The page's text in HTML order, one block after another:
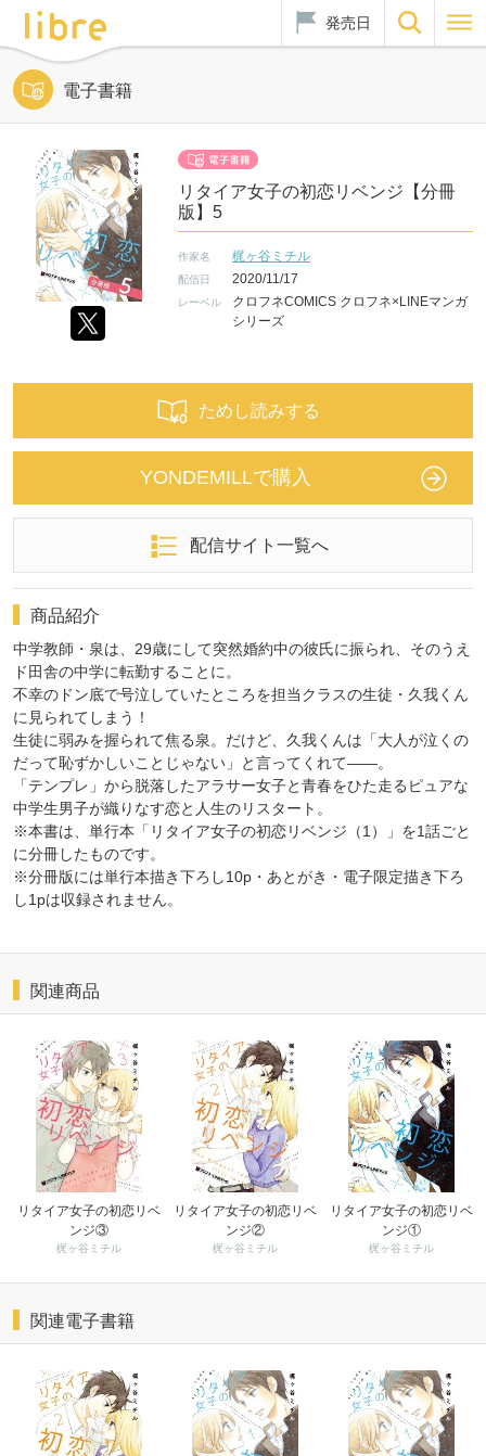
発売日
電子書籍
リタイア女子の初恋リベンジ【分冊
版】5
作家名 梶ヶ谷ミチル
配信日 2020/11/17
レーベル
クロフネCOMICS クロフネ×LINEマンガ
シリーズ
ためし読みする
YONDEMILLで購入
配信サイト一覧へ
商品紹介
中学教師・泉は、29歳にして突然婚約中の彼氏に振られ、そのうえ
ド田舎の中学に転勤することに。
不幸のドン底で号泣していたところを担当クラスの生徒・久我くん
に見られてしまう！
生徒に弱みを握られて焦る泉。だけど、久我くんは「大人が泣くの
だって恥ずかしいことじゃない」と言ってくれて――。
「テンプレ」から脱落したアラサー女子と青春をひた走るピュアな
中学生男子が織りなす恋と人生のリスタート。
※本書は、単行本「リタイア女子の初恋リベンジ（1）」を1話ごと
に分冊したものです。
※分冊版には単行本描き下ろし10p・あとがき・電子限定描き下ろ
し1pは収録されません。
関連商品
リタイア女子の初恋リベ
ンジ③
梶ヶ谷ミチル
リタイア女子の初恋リベ
ンジ②
梶ヶ谷ミチル
リタイア女子の初恋リベ
ンジ①
梶ヶ谷ミチル
関連電子書籍